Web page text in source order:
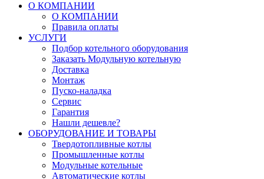
О КОМПАНИИ
О КОМПАНИИ
Правила оплаты
УСЛУГИ
Подбор котельного оборудования
Заказать Модульную котельную
Доставка
Монтаж
Пуско-наладка
Сервис
Гарантия
Нашли дешевле?
ОБОРУДОВАНИЕ И ТОВАРЫ
Твердотопливные котлы
Промышленные котлы
Модульные котельные
Автоматические котлы